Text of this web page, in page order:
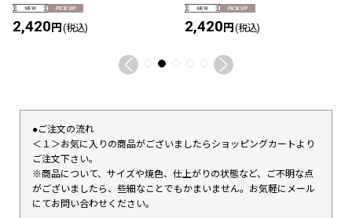
2,420円 (税込) 2,420円 (税込)
●ご注文の流れ
＜１＞お気に入りの商品がございましたらショッピングカートより
ご注文下さい。
※商品について、サイズや焼色、仕上がりの状態など、ご不明な点
がございましたら、些細なことでもかまいません。お気軽にメール
にてお問い合わせください。